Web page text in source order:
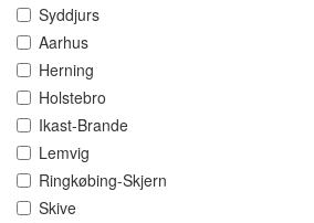
Syddjurs
Aarhus
Herning
Holstebro
Ikast-Brande
Lemvig
Ringkøbing-Skjern
Skive